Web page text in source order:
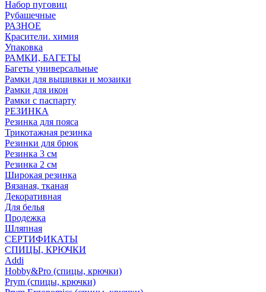
Набор пуговиц
Рубашечные
РАЗНОЕ
Красители. химия
Упаковка
РАМКИ, БАГЕТЫ
Багеты универсальные
Рамки для вышивки и мозаики
Рамки для икон
Рамки с паспарту
РЕЗИНКА
Резинка для пояса
Трикотажная резинка
Резинки для брюк
Резинка 3 см
Резинка 2 см
Широкая резинка
Вязаная, тканая
Декоративная
Для белья
Продежка
Шляпная
СЕРТИФИКАТЫ
СПИЦЫ, КРЮЧКИ
Addi
Hobby&Pro (спицы, крючки)
Prym (спицы, крючки)